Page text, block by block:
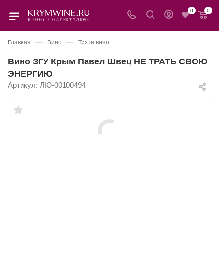
0 0
Главная — Вино — Тихое вино
Вино ЗГУ Крым Павел Швец НЕ ТРАТЬ СВОЮ
ЭНЕРГИЮ
Артикул: ЛЮ-00100494